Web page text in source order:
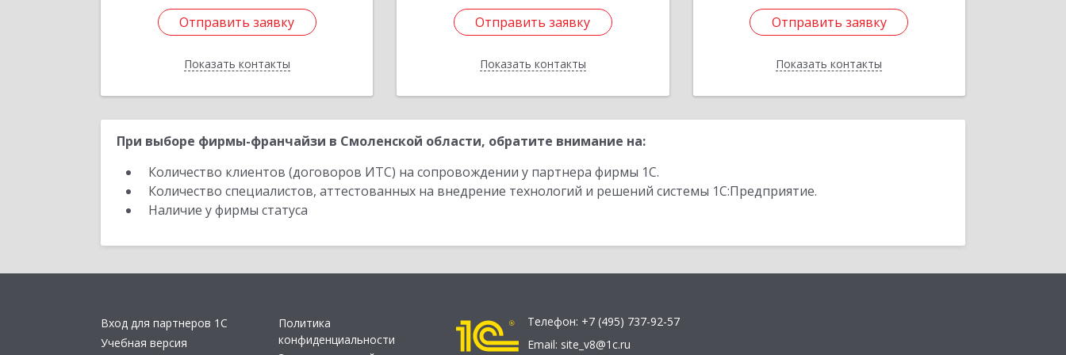
Отправить заявку
Показать контакты
Отправить заявку
Назад
Отправить заявку
Показать контакты
Отправить заявку
Назад
Отправить заявку
Показать контакты
Отправить заявку
Назад
При выборе фирмы-франчайзи в Смоленской области, обратите внимание на:
Количество клиентов (договоров ИТС) на сопровождении у партнера фирмы 1С.
Количество специалистов, аттестованных на внедрение технологий и решений системы 1С:Предприятие.
Наличие у фирмы статуса
Вход для партнеров 1С
Учебная версия
Политика
конфиденциальности
Телефон: +7 (495) 737-92-57
Email: site_v8@1c.ru